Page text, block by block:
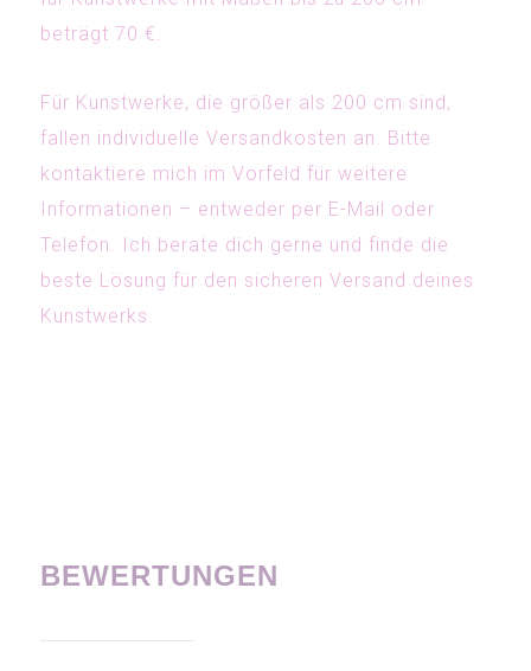
beträgt 70 €.
Für Kunstwerke, die größer als 200 cm sind,
fallen individuelle Versandkosten an. Bitte
kontaktiere mich im Vorfeld für weitere
Informationen – entweder per E-Mail oder
Telefon. Ich berate dich gerne und finde die
beste Lösung für den sicheren Versand deines
Kunstwerks.
BEWERTUNGEN